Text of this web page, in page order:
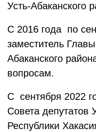
Усть-Абаканского
С 2016 года по
заместитель
Абаканского
вопросам.
С сентября 2022
Совета депутатов
Республики